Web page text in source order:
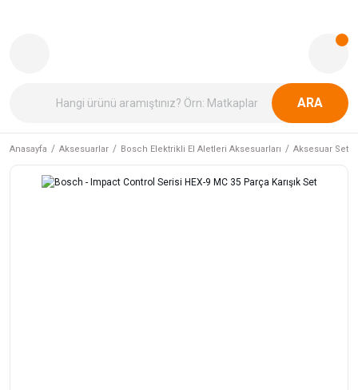
ARA
Anasayfa Aksesuarlar Bosch Elektrikli El Aletleri Aksesuarları Aksesuar